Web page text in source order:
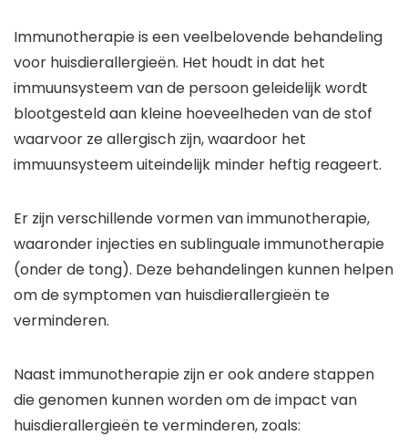
Immunotherapie is een veelbelovende behandeling
voor huisdierallergieën. Het houdt in dat het
immuunsysteem van de persoon geleidelijk wordt
blootgesteld aan kleine hoeveelheden van de stof
waarvoor ze allergisch zijn, waardoor het
immuunsysteem uiteindelijk minder heftig reageert.
Er zijn verschillende vormen van immunotherapie,
waaronder injecties en sublinguale immunotherapie
(onder de tong). Deze behandelingen kunnen helpen
om de symptomen van huisdierallergieën te
verminderen.
Naast immunotherapie zijn er ook andere stappen
die genomen kunnen worden om de impact van
huisdierallergieën te verminderen, zoals: